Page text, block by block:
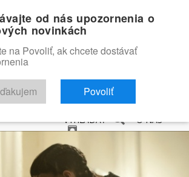
TRAILERY FILMOVÁ DATABÁZA
VYHĽADAŤ O NÁS
od nás upozornenia o
novinkách
na Povoliť, ak chcete dostávať
Povoliť